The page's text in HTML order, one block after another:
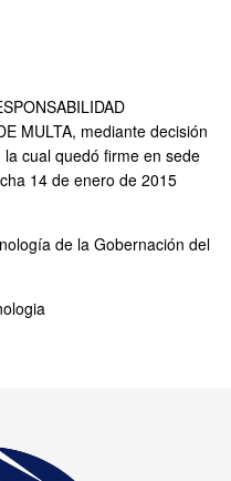
MULTA, mediante decisión
cual quedó firme en sede
14 de enero de 2015
de la Gobernación del